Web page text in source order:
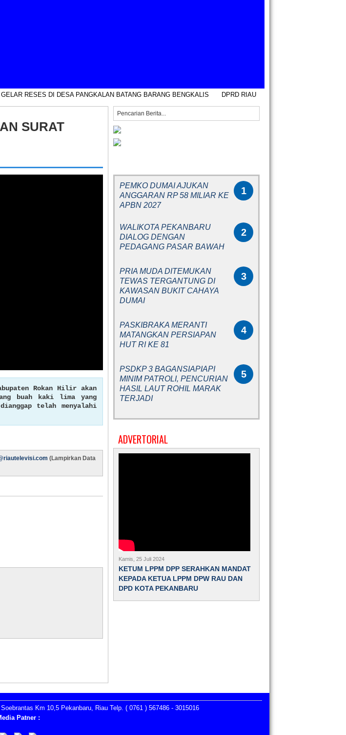
RESES DI DESA PANGKALAN BATANG BARANG BENGKALIS DPRD RIAU MATANGKAN PERSIAPAN
SURAT
Rokan Hilir akan
buah kaki lima yang
telah menyalahi
(Lampirkan Data
1
PEMKO DUMAI AJUKAN
ANGGARAN RP 58 MILIAR KE
APBN 2027
2
WALIKOTA PEKANBARU
DIALOG DENGAN
PEDAGANG PASAR BAWAH
3
PRIA MUDA DITEMUKAN
TEWAS TERGANTUNG DI
KAWASAN BUKIT CAHAYA
DUMAI
4
PASKIBRAKA MERANTI
MATANGKAN PERSIAPAN
HUT RI KE 81
5
PSDKP 3 BAGANSIAPIAPI
MINIM PATROLI, PENCURIAN
HASIL LAUT ROHIL MARAK
TERJADI
ADVERTORIAL
Kamis, 25 Juli 2024
KETUM LPPM DPP SERAHKAN MANDAT
KEPADA KETUA LPPM DPW RAU DAN
DPD KOTA PEKANBARU
Km 10,5 Pekanbaru, Riau Telp. ( 0761 ) 567486 - 3015016
Patner :